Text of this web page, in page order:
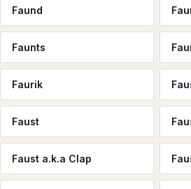
Faund
Faunts
Faurik
Faust
Faust a.k.a Clap